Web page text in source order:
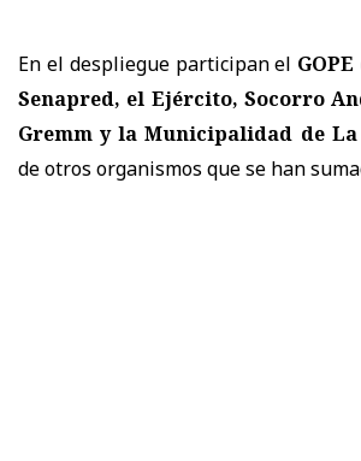
En el despliegue participan el
Senapred, el Ejército, Socorro
Gremm y la Municipalidad de
de otros organismos que se han